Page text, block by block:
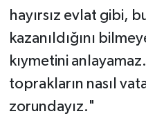
hayırsız evlat gibi,
kazanıldığını
kıymetini
toprakların nasıl
zorundayız."